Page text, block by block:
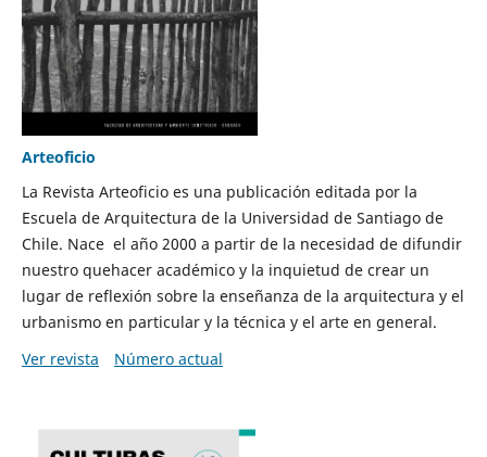
Arteoficio
La Revista Arteoficio es una publicación editada por la
Escuela de Arquitectura de la Universidad de Santiago de
Chile. Nace el año 2000 a partir de la necesidad de difundir
nuestro quehacer académico y la inquietud de crear un
lugar de reflexión sobre la enseñanza de la arquitectura y el
urbanismo en particular y la técnica y el arte en general.
Ver revista
Número actual